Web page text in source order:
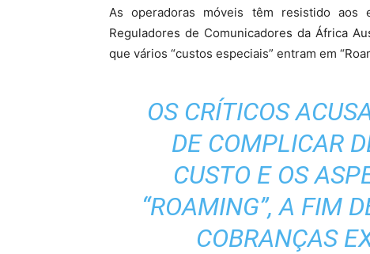
As operadoras móveis têm resistido aos
Reguladores de Comunicadores da África
que vários “custos especiais” entram em
OS CRÍTICOS
DE COMPLICAR
CUSTO E OS
“ROAMING”, A FIM
COBRANÇAS